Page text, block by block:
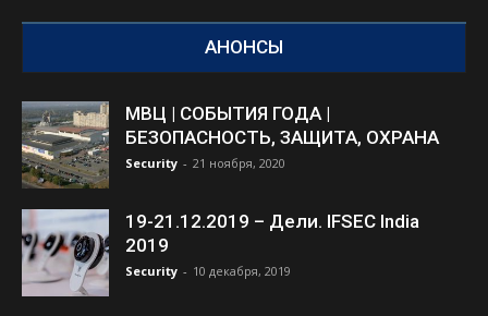
АНОНСЫ
МВЦ | СОБЫТИЯ ГОДА |
БЕЗОПАСНОСТЬ, ЗАЩИТА, ОХРАНА
Security - 21 ноября, 2020
19-21.12.2019 – Дели. IFSEC India
2019
Security - 10 декабря, 2019